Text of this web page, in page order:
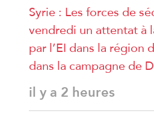
Syrie : Les forces de
vendredi un attentat à
par l’EI dans la région
dans la campagne de
il y a 2 heures